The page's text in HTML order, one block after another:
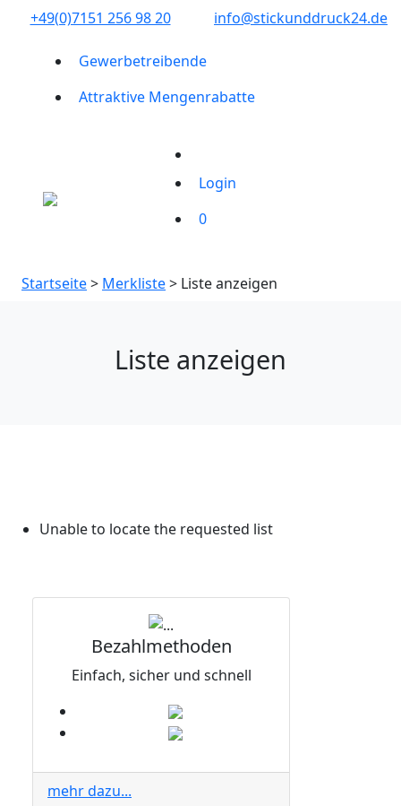
+49(0)7151 256 98 20‬ info@stickunddruck24.de
Gewerbetreibende
Attraktive Mengenrabatte
Login
0
Startseite> Merkliste> Liste anzeigen
Liste anzeigen
Unable to locate the requested list
Bezahlmethoden
Einfach, sicher und schnell
mehr dazu...